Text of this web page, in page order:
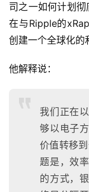
司之一如何计划
在与Ripple的
创建一个全球化的
他解释说：
我们正在
够以电子
价值转移
题是，效
的方式，